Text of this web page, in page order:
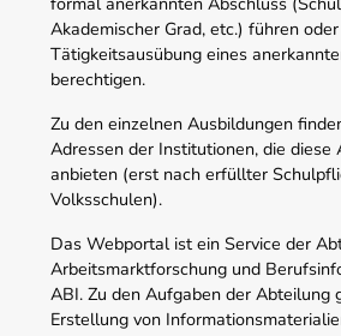
Akademischer Grad, etc.) führen
Tätigkeitsausübung eines
berechtigen.
Zu den einzelnen Ausbildungen
Adressen der Institutionen, die diese
anbieten (erst nach erfüllter
Volksschulen).
Das Webportal ist ein Service der
Arbeitsmarktforschung und
ABI. Zu den Aufgaben der Abteilung
Erstellung von